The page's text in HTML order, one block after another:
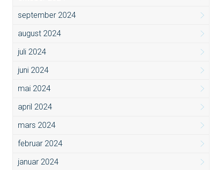
september 2024
august 2024
juli 2024
juni 2024
mai 2024
april 2024
mars 2024
februar 2024
januar 2024